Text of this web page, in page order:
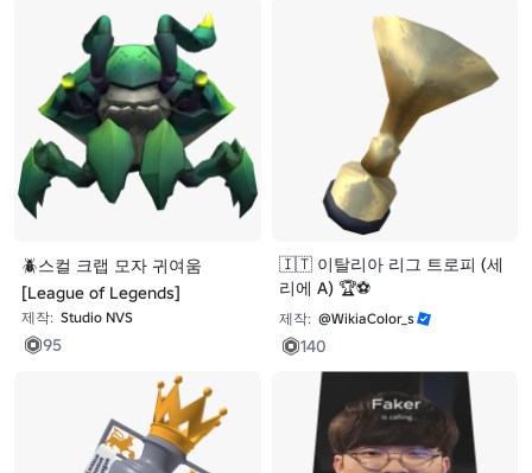
🪲스컬 크랩 모자 귀여움
[League of Legends]
제작: Studio NVS
95
🇮🇹 이탈리아 리그 트로피 (세
리에 A) 🏆⚽
제작: @WikiaColor_s
140